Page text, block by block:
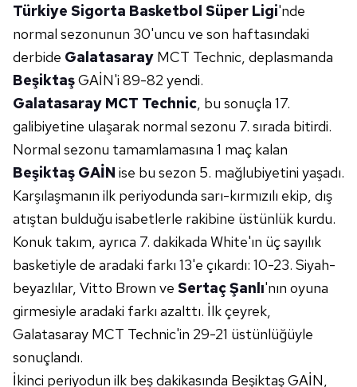
Türkiye Sigorta Basketbol Süper Ligi'nde
normal sezonunun 30'uncu ve son haftasındaki
derbide Galatasaray MCT Technic, deplasmanda
BeşiktaşGAİN'i 89-82 yendi.
Galatasaray MCT Technic, bu sonuçla 17.
galibiyetine ulaşarak normal sezonu 7. sırada bitirdi.
Normal sezonu tamamlamasına 1 maç kalan
Beşiktaş GAİN ise bu sezon 5. mağlubiyetini yaşadı.
Karşılaşmanın ilk periyodunda sarı-kırmızılı ekip, dış
atıştan bulduğu isabetlerle rakibine üstünlük kurdu.
Konuk takım, ayrıca 7. dakikada White'ın üç sayılık
basketiyle de aradaki farkı 13'e çıkardı: 10-23. Siyah-
beyazlılar, Vitto Brown ve Sertaç Şanlı'nın oyuna
girmesiyle aradaki farkı azalttı. İlk çeyrek,
Galatasaray MCT Technic'in 29-21 üstünlüğüyle
sonuçlandı.
İkinci periyodun ilk beş dakikasında Beşiktaş GAİN,